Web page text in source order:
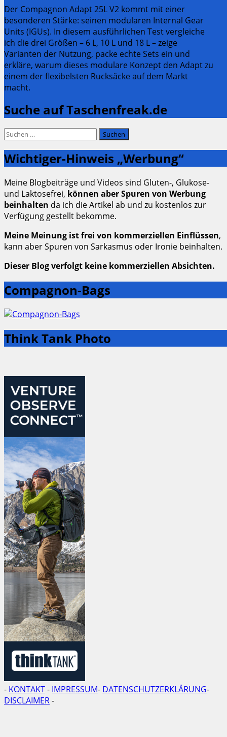
Der Compagnon Adapt 25L V2 kommt mit einer
besonderen Stärke: seinen modularen Internal Gear
Units (IGUs). In diesem ausführlichen Test vergleiche
ich die drei Größen – 6 L, 10 L und 18 L – zeige
Varianten der Nutzung, packe echte Sets ein und
erkläre, warum dieses modulare Konzept den Adapt zu
einem der flexibelsten Rucksäcke auf dem Markt
macht.
Suche auf Taschenfreak.de
Suchen
nach:
Wichtiger-Hinweis „Werbung“
Meine Blogbeiträge und Videos sind Gluten-, Glukose-
und Laktosefrei, können aber Spuren von Werbung
beinhalten da ich die Artikel ab und zu kostenlos zur
Verfügung gestellt bekomme.
Meine Meinung ist frei von kommerziellen Einflüssen,
kann aber Spuren von Sarkasmus oder Ironie beinhalten.
Dieser Blog verfolgt keine kommerziellen Absichten.
Compagnon-Bags
Think Tank Photo
- KONTAKT- IMPRESSUM- DATENSCHUTZERKLÄRUNG-
DISCLAIMER-